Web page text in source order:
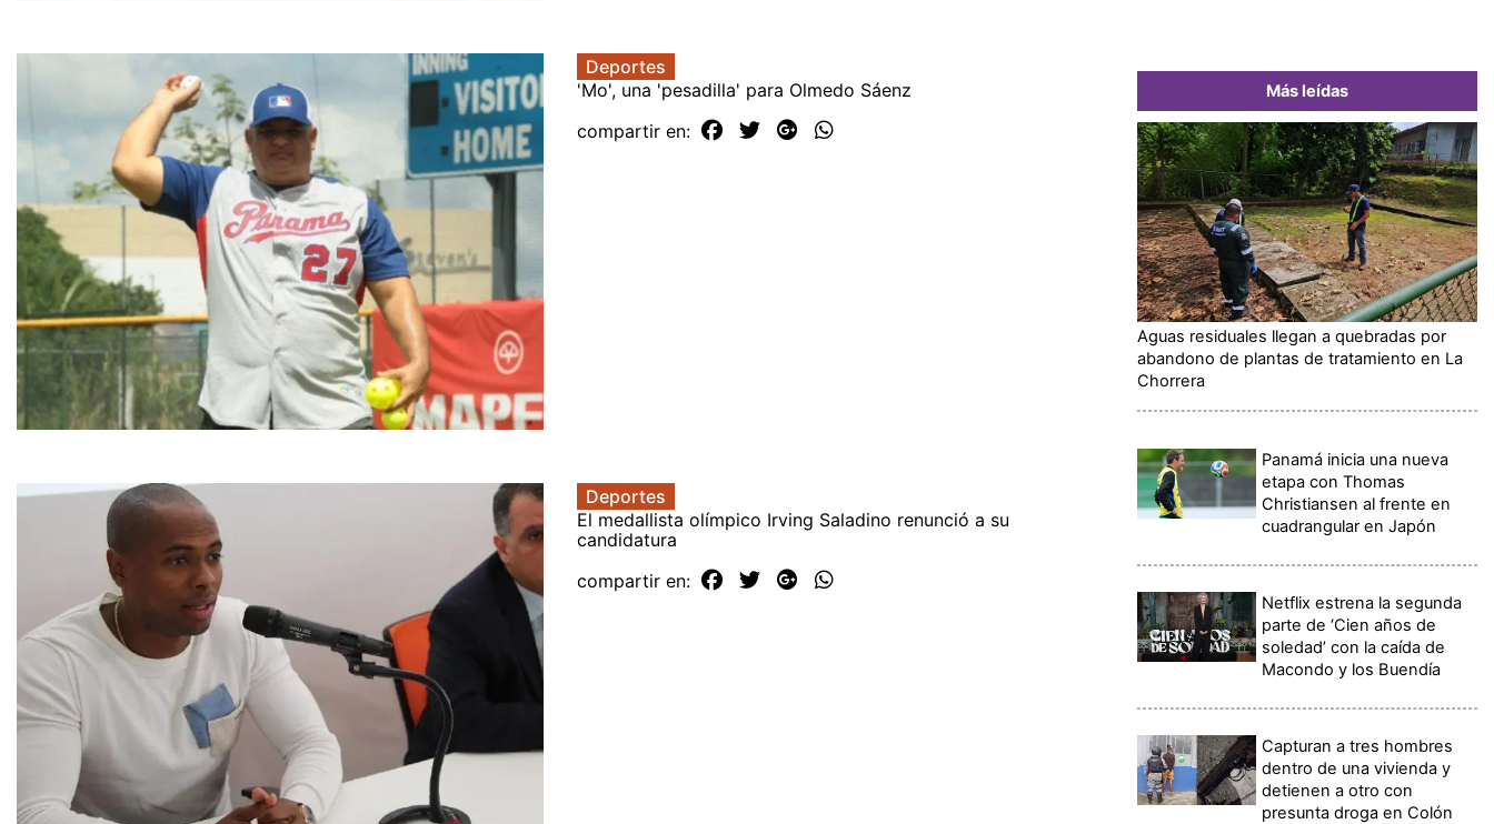
Deportes
'Mo', una 'pesadilla' para Olmedo Sáenz
compartir en:
Deportes
El medallista olímpico Irving Saladino renunció a su
candidatura
compartir en:
Más leídas
Aguas residuales llegan a quebradas por
abandono de plantas de tratamiento en La
Chorrera
Panamá inicia una nueva
etapa con Thomas
Christiansen al frente en
cuadrangular en Japón
Netflix estrena la segunda
parte de ‘Cien años de
soledad’ con la caída de
Macondo y los Buendía
Capturan a tres hombres
dentro de una vivienda y
detienen a otro con
presunta droga en Colón